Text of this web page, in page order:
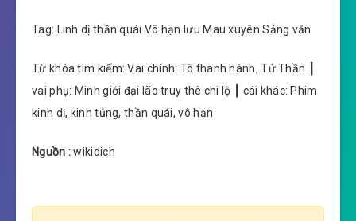
Tag: Linh dị thần quái Vô hạn lưu Mau xuyên Sảng văn
Từ khóa tìm kiếm: Vai chính: Tô thanh hành, Tử Thần ┃
vai phụ: Minh giới đại lão truy thê chi lộ ┃ cái khác: Phim
kinh dị, kinh tủng, thần quái, vô hạn
Nguồn :wikidich